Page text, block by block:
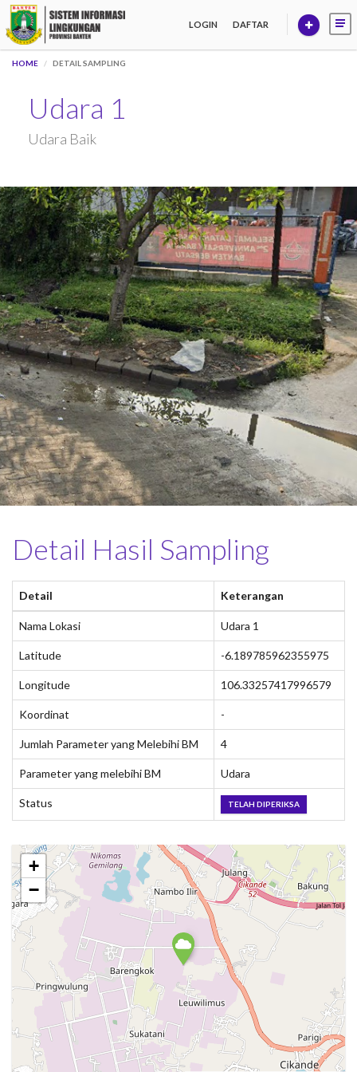
LOGIN DAFTAR
HOME DETAIL SAMPLING
Udara 1
Udara Baik
Detail Hasil Sampling
Detail Keterangan
Nama Lokasi Udara 1
Latitude -6.189785962355975
Longitude 106.33257417996579
Koordinat -
Jumlah Parameter yang Melebihi BM 4
Parameter yang melebihi BM Udara
Status TELAH DIPERIKSA
+
−